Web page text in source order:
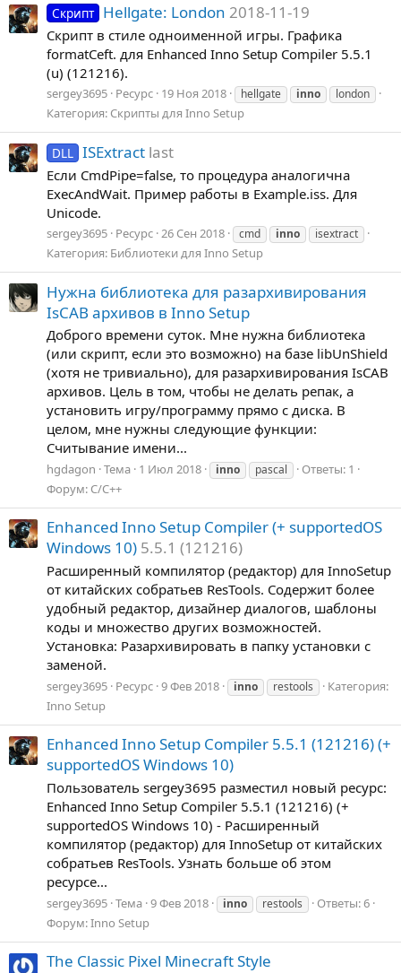
Скрипт Hellgate: London 2018-11-19
Скрипт в стиле одноименной игры. Графика
formatCeft. для Enhanced Inno Setup Compiler 5.5.1
(u) (121216).
sergey3695 Ресурс 19 Ноя 2018 hellgate inno london
Категория: Скрипты для Inno Setup
DLL ISExtract last
Если CmdPipe=false, то процедура аналогична
ExecAndWait. Пример работы в Example.iss. Для
Unicode.
sergey3695 Ресурс 26 Сен 2018 cmd inno isextract
Категория: Библиотеки для Inno Setup
Нужна библиотека для разархивирования
IsCAB архивов в Inno Setup
Доброго времени суток. Мне нужна библиотека
(или скрипт, если это возможно) на базе libUnShield
(хотя не тривиально), для разархивирования IsCAB
архивов. Цель в том, чтобы не делать репак, а
установить игру/программу прямо с диска. В
целом, мне нужны следующие функции:
Считывание имени...
hgdagon Тема 1 Июл 2018 inno pascal
Ответы: 1
Форум: C/C++
Enhanced Inno Setup Compiler (+ supportedOS
Windows 10) 5.5.1 (121216)
Расширенный компилятор (редактор) для InnoSetup
от китайских собратьев ResTools. Содержит более
удобный редактор, дизайнер диалогов, шаблоны
коды и множество других возможностей.
Установка: Разархивировать в папку установки с
заменой.
sergey3695 Ресурс 9 Фев 2018 inno restools
Категория:
Inno Setup
Enhanced Inno Setup Compiler 5.5.1 (121216) (+
supportedOS Windows 10)
Пользователь sergey3695 разместил новый ресурс:
Enhanced Inno Setup Compiler 5.5.1 (121216) (+
supportedOS Windows 10) - Расширенный
компилятор (редактор) для InnoSetup от китайских
собратьев ResTools. Узнать больше об этом
ресурсе...
sergey3695 Тема 9 Фев 2018 inno restools
Ответы: 6
Форум:Inno Setup
The Classic Pixel Minecraft Style